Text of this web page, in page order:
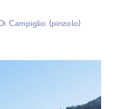
Campiglio (pinzolo)